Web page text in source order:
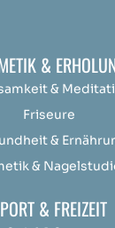
&
& Medit
Friseure
&
&
& FREIZEIT